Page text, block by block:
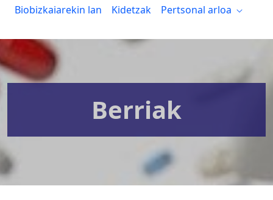
Biobizkaiarekin lan
Kidetzak Pertsonal arloa
Berriak